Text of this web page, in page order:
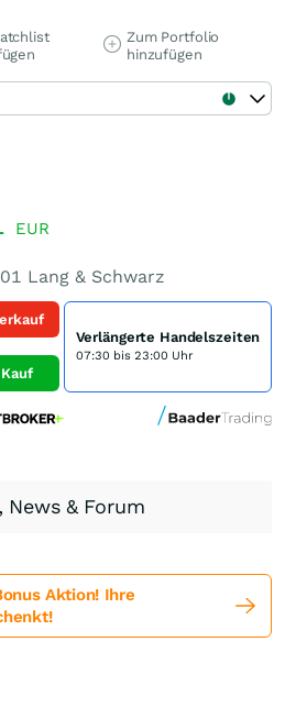
Zum Portfolio
hinzufügen
EUR
Lang & Schwarz
Kauf
Verlängerte Handelszeiten
07:30 bis 23:00 Uhr
News & Forum
Aktion! Ihre